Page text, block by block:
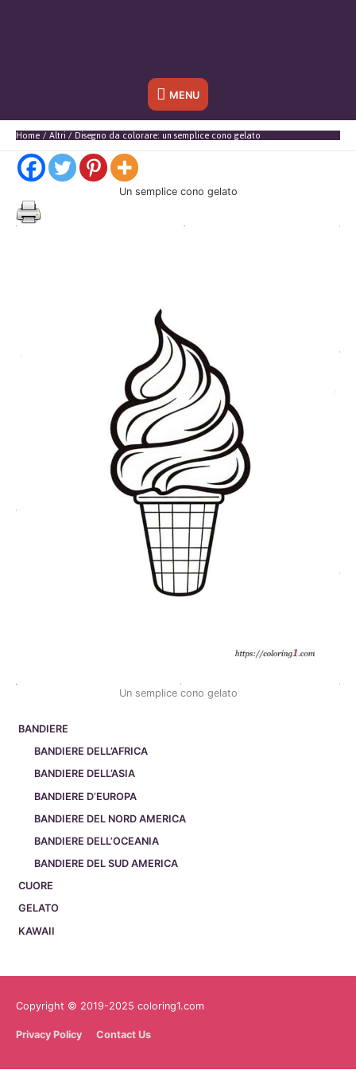
Sotto
l'header
MENU
Home Altri Disegno da colorare: un semplice cono gelato
BANDIERE
BANDIERE DELL’AFRICA
BANDIERE DELL’ASIA
BANDIERE D’EUROPA
BANDIERE DEL NORD AMERICA
BANDIERE DELL’OCEANIA
BANDIERE DEL SUD AMERICA
CUORE
GELATO
KAWAII
Un semplice cono gelato
Un semplice cono gelato
Copyright © 2019-2025 coloring1.com
Privacy Policy Contact Us